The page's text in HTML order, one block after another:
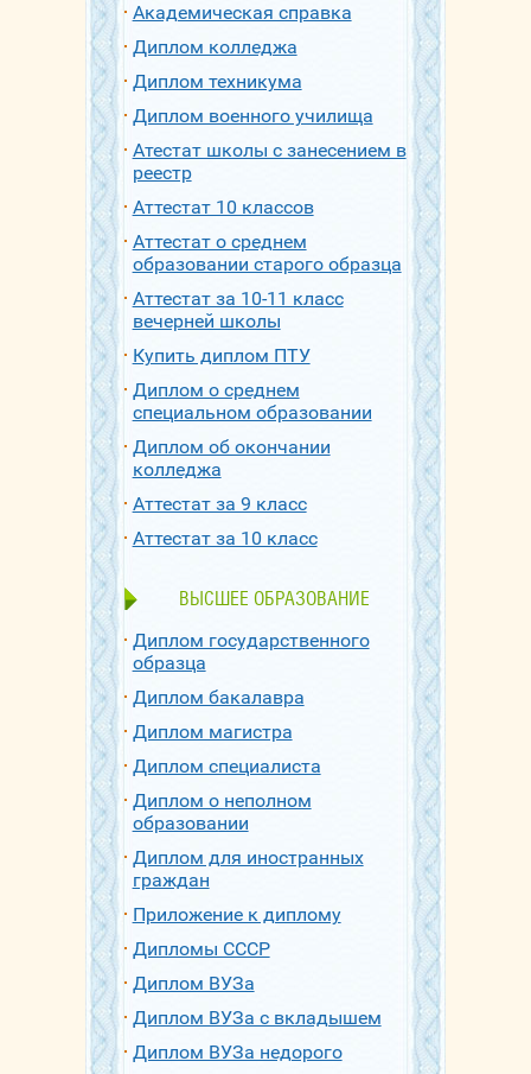
Академическая справка
Диплом колледжа
Диплом техникума
Диплом военного училища
Атестат школы с занесением в
реестр
Аттестат 10 классов
Аттестат о среднем
образовании старого образца
Аттестат за 10-11 класс
вечерней школы
Купить диплом ПТУ
Диплом о среднем
специальном образовании
Диплом об окончании
колледжа
Аттестат за 9 класс
Аттестат за 10 класс
ВЫСШЕЕ ОБРАЗОВАНИЕ
Диплом государственного
образца
Диплом бакалавра
Диплом магистра
Диплом специалиста
Диплом о неполном
образовании
Диплом для иностранных
граждан
Приложение к диплому
Дипломы СССР
Диплом ВУЗа
Диплом ВУЗа с вкладышем
Диплом ВУЗа недорого